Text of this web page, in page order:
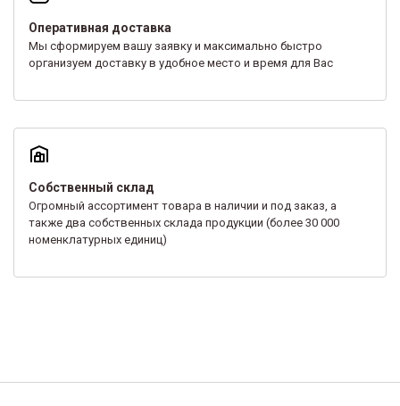
Оперативная доставка
Мы сформируем вашу заявку и максимально быстро
организуем доставку в удобное место и время для Вас
Собственный склад
Огромный ассортимент товара в наличии и под заказ, а
также два собственных склада продукции (более 30 000
номенклатурных единиц)